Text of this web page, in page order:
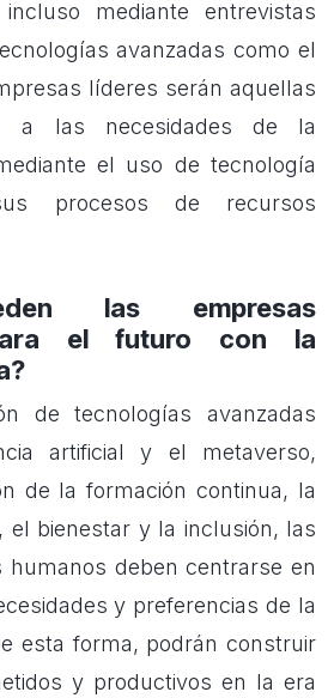
mediante entrevistas
avanzadas como el
líderes serán aquellas
a las necesidades de la
el uso de tecnología
procesos de recursos
las empresas
el futuro con la
de tecnologías avanzadas
artificial y el metaverso,
de la formación continua, la
el bienestar y la inclusión, las
humanos deben centrarse en
y preferencias de la
esta forma, podrán construir
y productivos en la era